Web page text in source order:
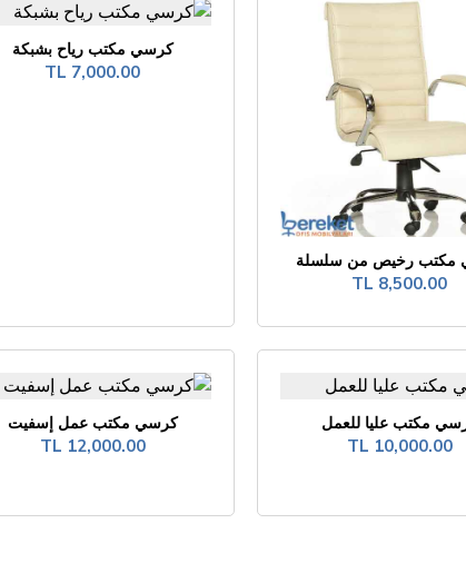
مكتب رخيص من سلسلة
8,500.00 TL
كرسي مكتب رياح بشبكة
7,000.00 TL
مكتب عليا للعمل
10,000.00 TL
كرسي مكتب عمل إسفيت
12,000.00 TL